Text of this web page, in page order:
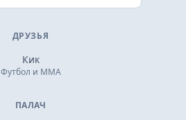
ДРУЗЬЯ
Кик
Футбол и ММА
ПАЛАЧ